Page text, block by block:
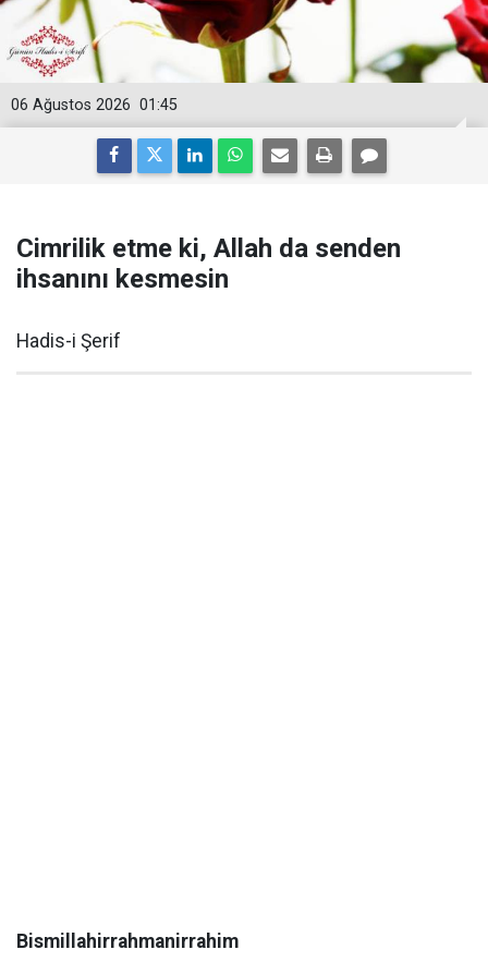
01:45
06 Ağustos 2026
Cimrilik etme ki, Allah da senden
ihsanını kesmesin
Hadis-i Şerif
Bismillahirrahmanirrahim